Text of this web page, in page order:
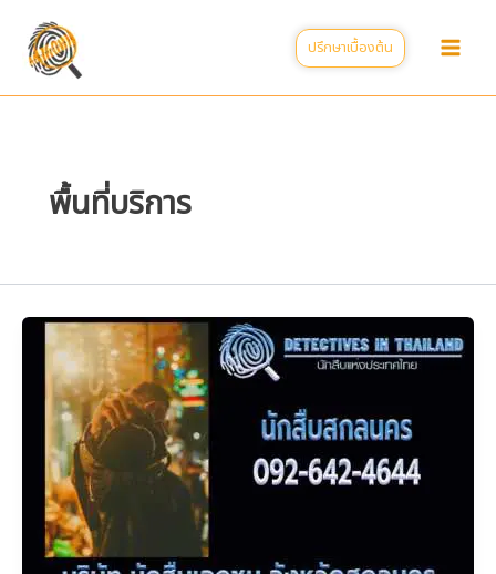
content
ปรึกษาเบื้องต้น
พื้นที่บริการ